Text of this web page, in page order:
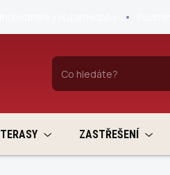
TERASY ZASTŘEŠENÍ